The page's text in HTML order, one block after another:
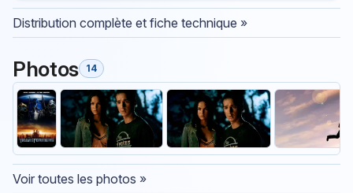
Distribution complète et fiche technique »
Photos 14
Voir toutes les photos »